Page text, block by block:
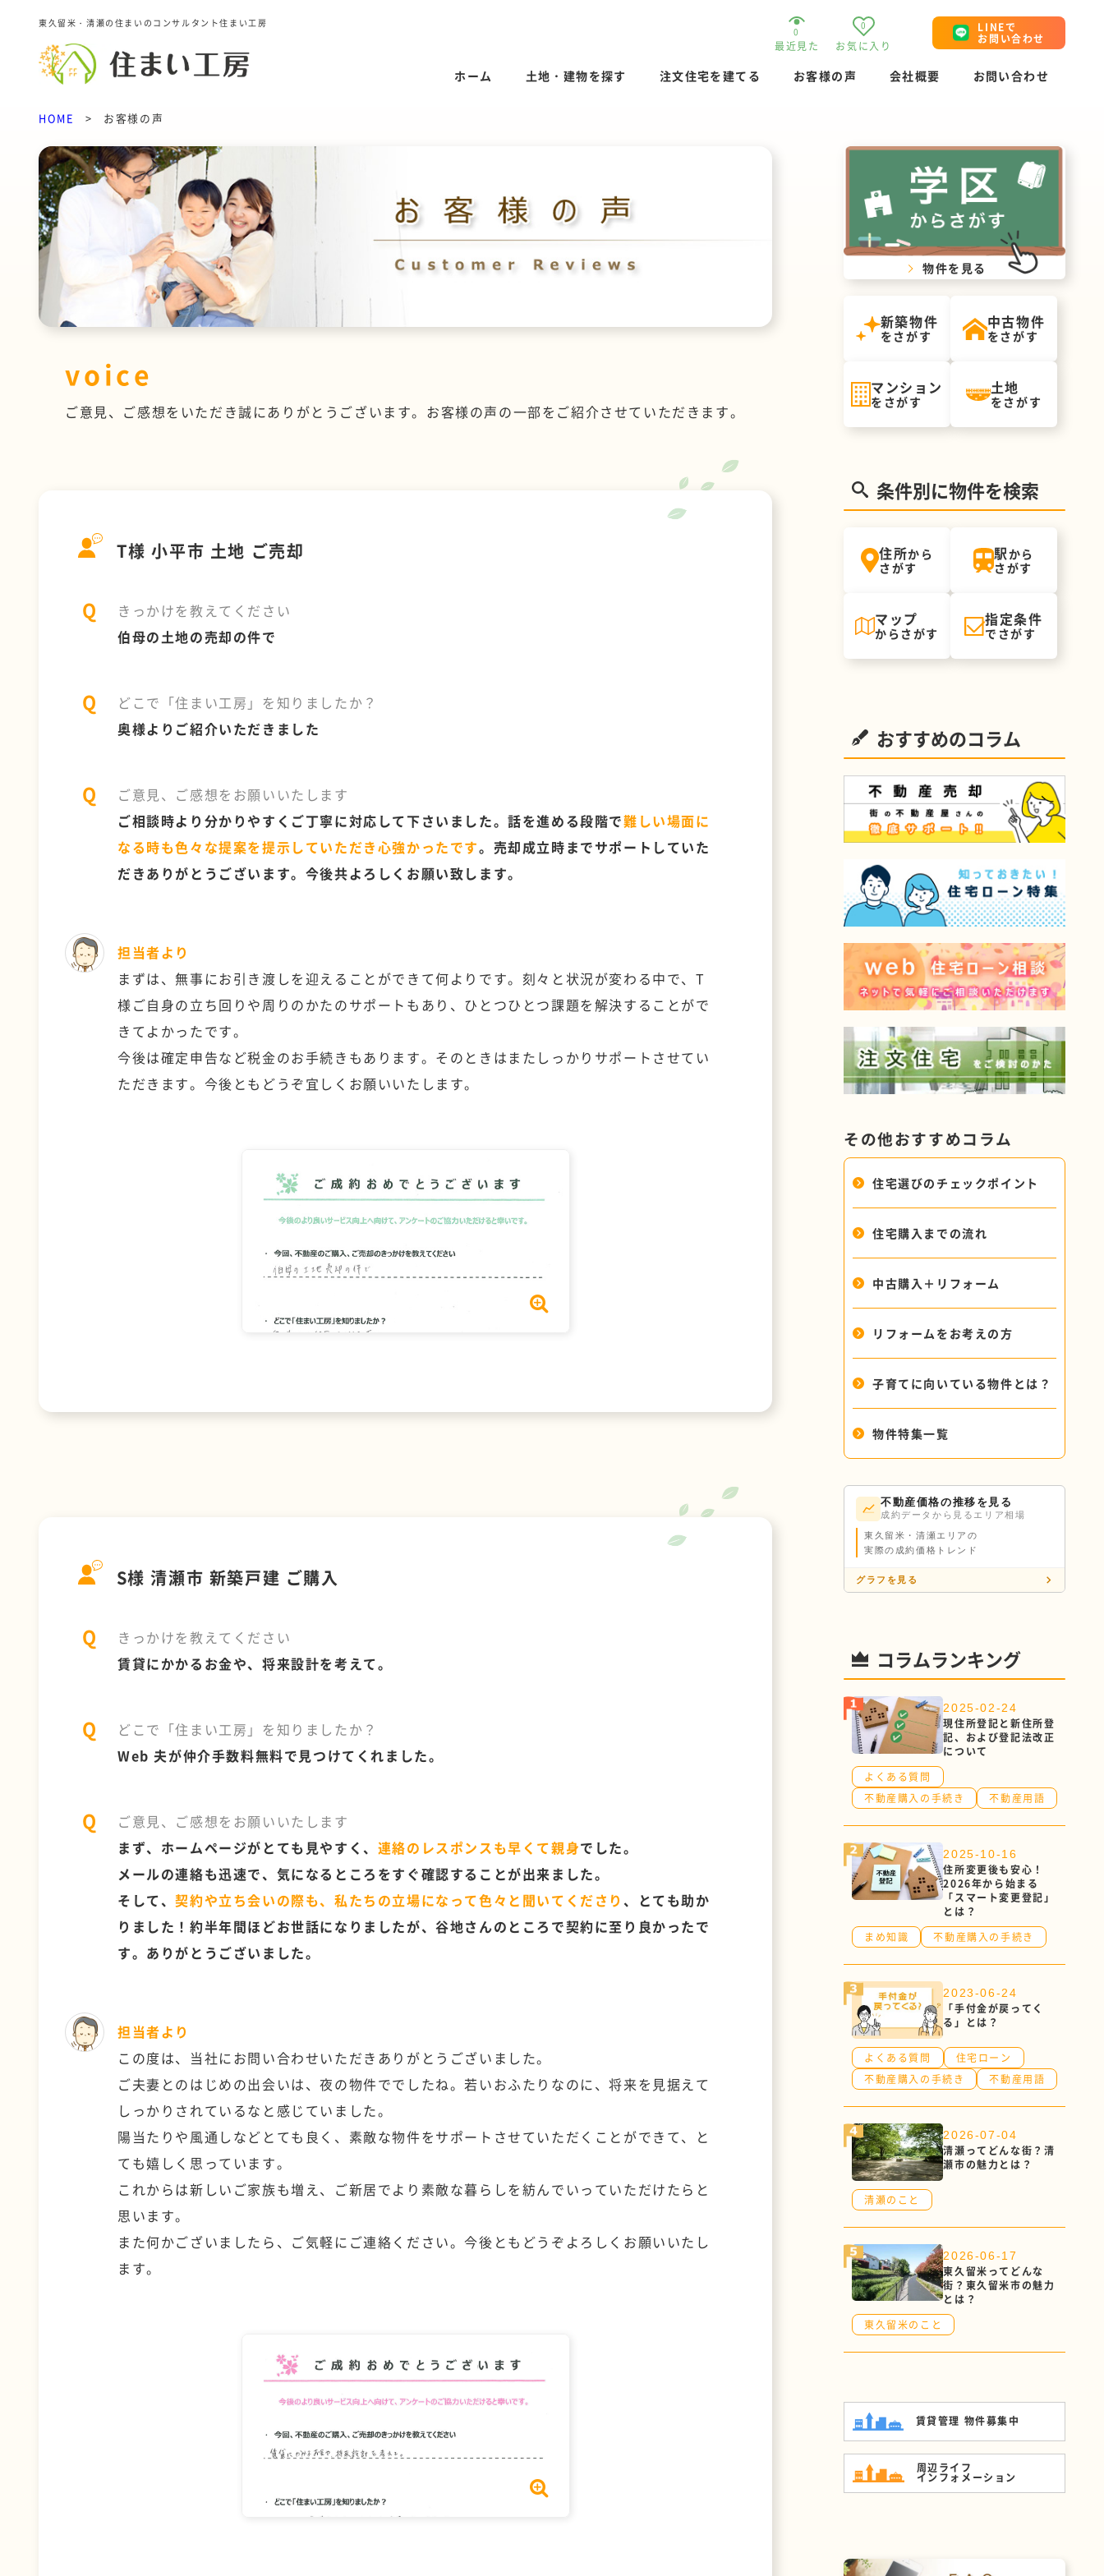
東久留米・清瀬の住まいのコンサルタント住まい工房
0
最近見た
0
お気に入り
LINEで
お問い合わせ
ホーム 土地・建物を探す 注文住宅を建てる お客様の声 会社概要 お問い合わせ
HOME > お客様の声
voice
ご意見、ご感想をいただき誠にありがとうございます。お客様の声の一部をご紹介させていただきます。
T様 小平市 土地 ご売却
きっかけを教えてください
伯母の土地の売却の件で
どこで「住まい工房」を知りましたか？
奥様よりご紹介いただきました
ご意見、ご感想をお願いいたします
ご相談時より分かりやすくご丁寧に対応して下さいました。話を進める段階で難しい場面に
なる時も色々な提案を提示していただき心強かったです。売却成立時までサポートしていた
だきありがとうございます。今後共よろしくお願い致します。
担当者より
まずは、無事にお引き渡しを迎えることができて何よりです。刻々と状況が変わる中で、T
様ご自身の立ち回りや周りのかたのサポートもあり、ひとつひとつ課題を解決することがで
きてよかったです。
今後は確定申告など税金のお手続きもあります。そのときはまたしっかりサポートさせてい
ただきます。今後ともどうぞ宜しくお願いいたします。
S様 清瀬市 新築戸建 ご購入
きっかけを教えてください
賃貸にかかるお金や、将来設計を考えて。
どこで「住まい工房」を知りましたか？
Web 夫が仲介手数料無料で見つけてくれました。
ご意見、ご感想をお願いいたします
まず、ホームページがとても見やすく、 連絡のレスポンスも早くて親身でした。
メールの連絡も迅速で、気になるところをすぐ確認することが出来ました。
そして、契約や立ち会いの際も、私たちの立場になって色々と聞いてくださり 、とても助か
りました！約半年間ほどお世話になりましたが、谷地さんのところで契約に至り良かったで
す。ありがとうございました。
担当者より
この度は、当社にお問い合わせいただきありがとうございました。
ご夫妻とのはじめの出会いは、夜の物件ででしたね。若いおふたりなのに、将来を見据えて
しっかりされているなと感じていました。
陽当たりや風通しなどとても良く、素敵な物件をサポートさせていただくことができて、と
ても嬉しく思っています。
これからは新しいご家族も増え、ご新居でより素敵な暮らしを紡んでいっていただけたらと
思います。
また何かございましたら、ご気軽にご連絡ください。今後ともどうぞよろしくお願いいたし
ます。
物件を見る
新築物件
をさがす
中古物件
をさがす
マンション
をさがす
土地
をさがす
条件別に物件を検索
住所から
さがす
駅から
さがす
マップ
からさがす
指定条件
でさがす
おすすめのコラム
その他おすすめコラム
住宅選びのチェックポイント
住宅購入までの流れ
中古購入＋リフォーム
リフォームをお考えの方
子育てに向いている物件とは？
物件特集一覧
不動産価格の推移を見る
成約データから見るエリア相場
東久留米・清瀬エリアの
実際の成約価格トレンド
グラフを見る
コラムランキング
2025-02-24
現住所登記と新住所登
記、および登記法改正
について
よくある質問
不動産購入の手続き
不動産用語
2025-10-16
住所変更後も安心！
2026年から始まる
「スマート変更登記」
とは？
まめ知識
不動産購入の手続き
2023-06-24
「手付金が戻ってく
る」とは？
よくある質問
住宅ローン
不動産購入の手続き
不動産用語
2026-07-04
清瀬ってどんな街？清
瀬市の魅力とは？
清瀬のこと
2026-06-17
東久留米ってどんな
街？東久留米市の魅力
とは？
東久留米のこと
賃貸管理 物件募集中
周辺ライフ
インフォメーション